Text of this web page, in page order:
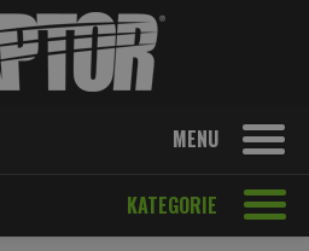
MENU
KATEGORIE